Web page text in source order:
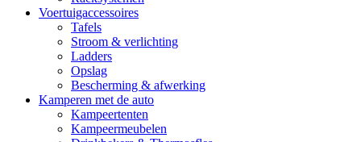
Voertuigaccessoires
Tafels
Stroom & verlichting
Ladders
Opslag
Bescherming & afwerking
Kamperen met de auto
Kampeertenten
Kampeermeubelen